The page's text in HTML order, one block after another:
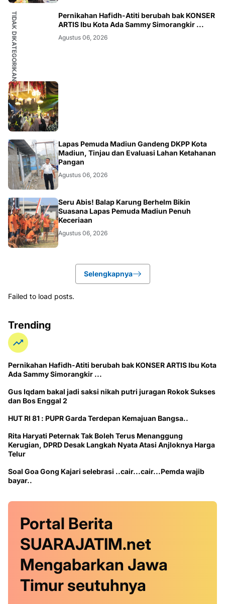
TIDAK DIKATEGORIKAN
Pernikahan Hafidh-Atiti berubah bak KONSER
ARTIS Ibu Kota Ada Sammy Simorangkir ...
Agustus 06, 2026
MADIUN
Lapas Pemuda Madiun Gandeng DKPP Kota
Madiun, Tinjau dan Evaluasi Lahan Ketahanan
Pangan
Agustus 06, 2026
MADIUN
Seru Abis! Balap Karung Berhelm Bikin
Suasana Lapas Pemuda Madiun Penuh
Keceriaan
Agustus 06, 2026
Selengkapnya
Failed to load posts.
Trending
Pernikahan Hafidh-Atiti berubah bak KONSER ARTIS Ibu Kota
Ada Sammy Simorangkir ...
Gus Iqdam bakal jadi saksi nikah putri juragan Rokok Sukses
dan Bos Enggal 2
HUT RI 81 : PUPR Garda Terdepan Kemajuan Bangsa..
Rita Haryati Peternak Tak Boleh Terus Menanggung
Kerugian, DPRD Desak Langkah Nyata Atasi Anjloknya Harga
Telur
Soal Goa Gong Kajari selebrasi ..cair...cair...Pemda wajib
bayar..
Portal Berita
SUARAJATIM.net
Mengabarkan Jawa
Timur seutuhnya